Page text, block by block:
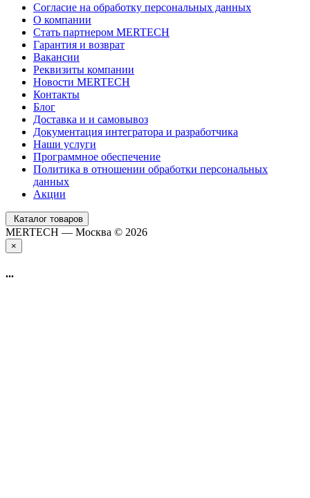
Согласие на обработку персональных данных
О компании
Стать партнером MERTECH
Гарантия и возврат
Вакансии
Реквизиты компании
Новости MERTECH
Контакты
Блог
Доставка и и самовывоз
Документация интегратора и разработчика
Наши услуги
Программное обеспечение
Политика в отношении обработки персональных
данных
Акции
Каталог товаров
MERTECH — Москва © 2026
×
...